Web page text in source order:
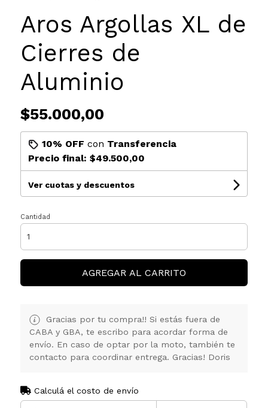
Aros Argollas XL de
Cierres de
Aluminio
$55.000,00
10% OFF con Transferencia
Precio final: $49.500,00
Ver cuotas y descuentos
Cantidad
AGREGAR AL CARRITO
Gracias por tu compra!! Si estás fuera de
CABA y GBA, te escribo para acordar forma de
envío. En caso de optar por la moto, también te
contacto para coordinar entrega. Gracias! Doris
Calculá el costo de envío